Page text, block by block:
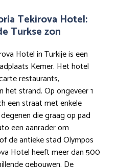
Tekirova Hotel:
Turkse zon
Hotel in Turkije is een
Kemer. Het hotel
restaurants,
strand. Op ongeveer 1
een straat met enkele
die graag op pad
een aanrader om
de antieke stad Olympos
Hotel heeft meer dan 500